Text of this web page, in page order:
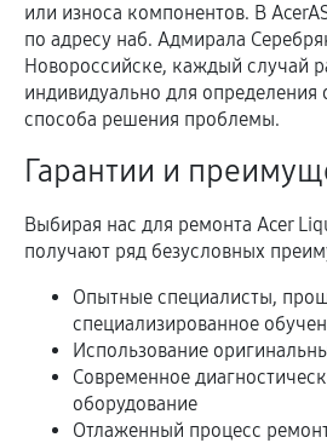
или износа компонентов. В
по адресу наб. Адмирала
Новороссийске, каждый случай
индивидуально для определения
способа решения проблемы.
Гарантии и
Выбирая нас для ремонта Acer
получают ряд безусловных
Опытные специалисты,
специализированное
Использование
Современное
оборудование
Отлаженный процесс